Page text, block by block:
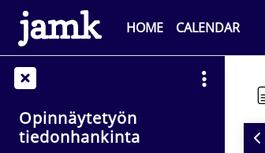
Skip to main content
HOME
CALENDAR
Opinnäytetyön
tiedonhankinta
Collapse
Tervetuloa
News
itseopiskelumateriaalista